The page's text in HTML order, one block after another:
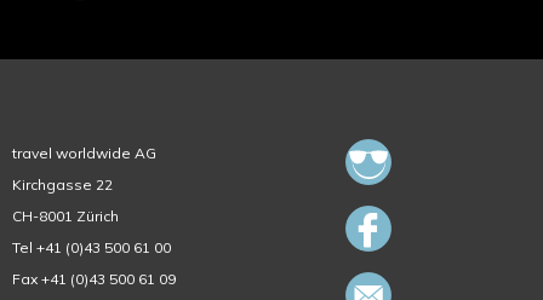
travel worldwide AG
Kirchgasse 22
CH-8001 Zürich
Tel +41 (0)43 500 61 00
Fax +41 (0)43 500 61 09